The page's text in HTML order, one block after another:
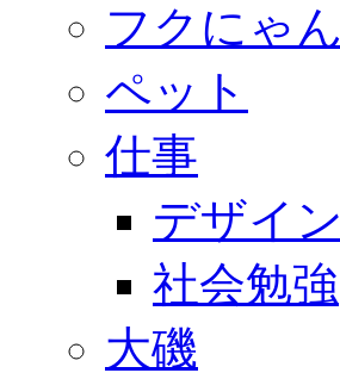
フクにゃん
ペット
仕事
デザイン
社会勉強
大磯